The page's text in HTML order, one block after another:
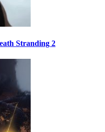
Stranding 2